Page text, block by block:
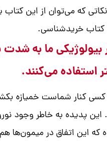
که می‌توان از این
کتاب خریدشناسی.
ما به شدت
استفاده می‌کنند.
کنار شماست خمیازه
به خاطر وجود
این اتفاق در میمون‌ها